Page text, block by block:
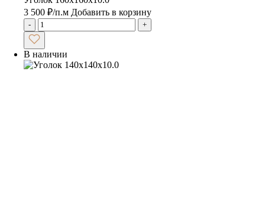
3 500 ₽/п.м Добавить в корзину
- +
В наличии